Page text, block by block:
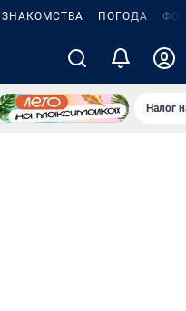
ЗНАКОМСТВА ПОГОДА
Налог